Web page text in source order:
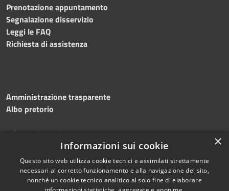
Prenotazione appuntamento
Segnalazione disservizio
Leggi le FAQ
Richiesta di assistenza
Amministrazione trasparente
Albo pretorio
Informativa privacy
Dichiarazione di accessibilità
×
Informazioni sui cookie
Questo sito web utilizza cookie tecnici e assimilati strettamente
necessari al corretto funzionamento e alla navigazione del sito,
nonché un cookie tecnico analitico al solo fine di elaborare